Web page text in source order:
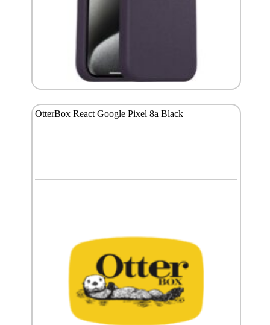
OtterBox React Google Pixel 8a Black